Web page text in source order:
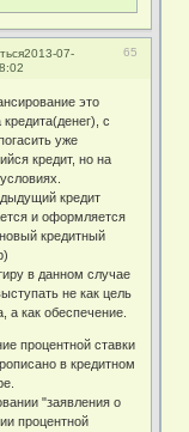
65
2013-07-
это
с
уже
кредит, но на
кредит
и оформляется
кредитный
в данном случае
не как цель
а как обеспечение.
процентной ставки
в кредитном
"заявления о
процентной